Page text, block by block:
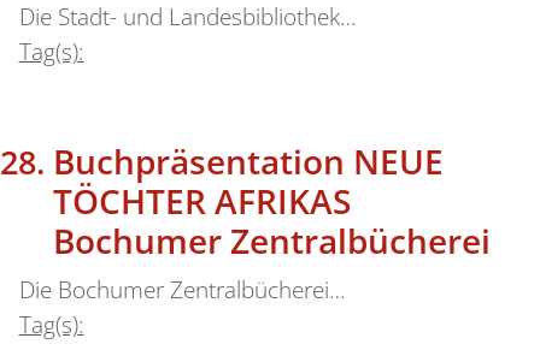
Die Stadt- und Landesbibliothek…
Tag(s):
Buchpräsentation NEUE
TÖCHTER AFRIKAS
Bochumer Zentralbücherei
Die Bochumer Zentralbücherei…
Tag(s):